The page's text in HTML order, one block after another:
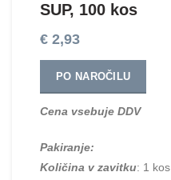
SUP, 100 kos
€ 2,93
PO NAROČILU
Cena vsebuje DDV
Pakiranje:
Količina v zavitku: 1 kos